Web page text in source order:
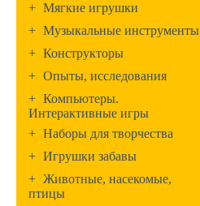
+ Мягкие игрушки
+ Музыкальные инструменты
+ Конструкторы
+ Опыты, исследования
+ Компьютеры.
Интерактивные игры
+ Наборы для творчества
+ Игрушки забавы
+ Животные, насекомые,
птицы